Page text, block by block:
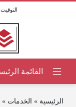
الرئيسية » الخدمات »